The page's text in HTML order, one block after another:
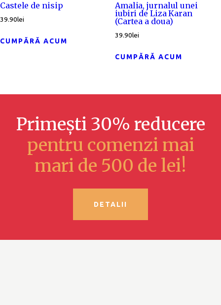
Castele de nisip
39.90lei
CUMPĂRĂ ACUM
Amalia, jurnalul unei
iubiri de Liza Karan
(Cartea a doua)
39.90lei
CUMPĂRĂ ACUM
Primești 30% reducere
pentru comenzi mai
mari de 500 de lei!
DETALII